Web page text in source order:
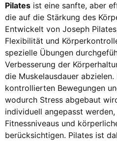
Pilates ist eine sanfte, aber
die auf die Stärkung des
Entwickelt von Joseph
Flexibilität und
spezielle Übungen
Verbesserung der
die Muskelausdauer
kontrollierten Bewegungen
wodurch Stress abgebaut
individuell angepasst
Fitnessniveaus und
berücksichtigen. Pilates ist